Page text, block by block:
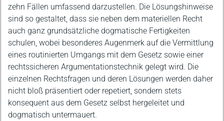
zehn Fällen umfassend darzustellen. Die Lösungshinweise
sind so gestaltet, dass sie neben dem materiellen Recht
auch ganz grundsätzliche dogmatische Fertigkeiten
schulen, wobei besonderes Augenmerk auf die Vermittlung
eines routinierten Umgangs mit dem Gesetz sowie einer
rechtssicheren Argumentationstechnik gelegt wird. Die
einzelnen Rechtsfragen und deren Lösungen werden daher
nicht bloß präsentiert oder repetiert, sondern stets
konsequent aus dem Gesetz selbst hergeleitet und
dogmatisch untermauert.